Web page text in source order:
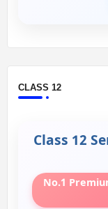
CLASS 12
Class 12
No.1